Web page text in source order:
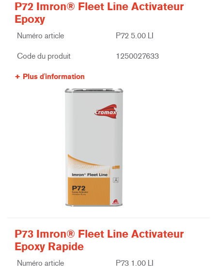
P72 Imron® Fleet Line Activateur
Epoxy
Numéro article P72 5.00 LI
Code du produit 1250027633
Plus d'information
P73 Imron® Fleet Line Activateur
Epoxy Rapide
Numéro article P73 1.00 LI